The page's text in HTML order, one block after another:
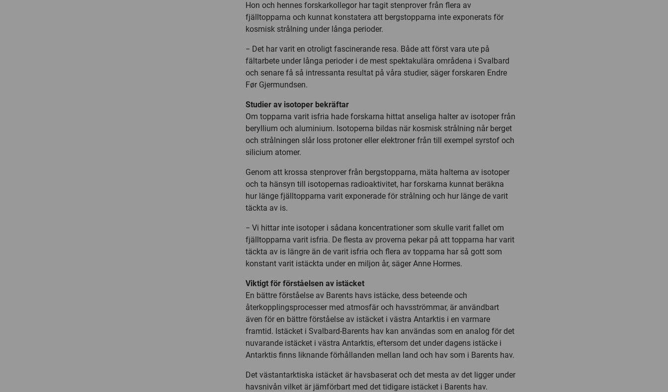
Hon och hennes forskarkollegor har tagit stenprover från flera av
fjälltopparna och kunnat konstatera att bergstopparna inte exponerats för
kosmisk strålning under långa perioder.
− Det har varit en otroligt fascinerande resa. Både att först vara ute på
fältarbete under långa perioder i de mest spektakulära områdena i Svalbard
och senare få så intressanta resultat på våra studier, säger forskaren Endre
Før Gjermundsen.
Studier av isotoper bekräftar
Om topparna varit isfria hade forskarna hittat anseliga halter av isotoper från
beryllium och aluminium. Isotoperna bildas när kosmisk strålning når berget
och strålningen slår loss protoner eller elektroner från till exempel syrstof och
silicium atomer.
Genom att krossa stenprover från bergstopparna, mäta halterna av isotoper
och ta hänsyn till isotopernas radioaktivitet, har forskarna kunnat beräkna
hur länge fjälltopparna varit exponerade för strålning och hur länge de varit
täckta av is.
− Vi hittar inte isotoper i sådana koncentrationer som skulle varit fallet om
fjälltopparna varit isfria. De flesta av proverna pekar på att topparna har varit
täckta av is längre än de varit isfria och flera av topparna har så gott som
konstant varit istäckta under en miljon år, säger Anne Hormes.
Viktigt för förståelsen av istäcket
En bättre förståelse av Barents havs istäcke, dess beteende och
återkopplingsprocesser med atmosfär och havsströmmar, är användbart
även för en bättre förståelse av istäcket i västra Antarktis i en varmare
framtid. Istäcket i Svalbard-Barents hav kan användas som en analog för det
nuvarande istäcket i västra Antarktis, eftersom det under dagens istäcke i
Antarktis finns liknande förhållanden mellan land och hav som i Barents hav.
Det västantarktiska istäcket är havsbaserat och det mesta av det ligger under
havsnivån vilket är jämförbart med det tidigare istäcket i Barents hav.